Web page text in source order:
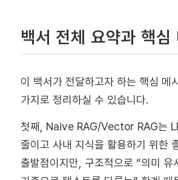
백서 전체 요약과 핵심
이 백서가 전달하고자 하는 핵심 메
가지로 정리하실 수 있습니다.
첫째, Naive RAG/Vector RAG는
줄이고 사내 지식을 활용하기 위한
출발점이지만, 구조적으로 “의미 유